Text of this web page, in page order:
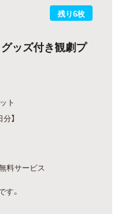
残り6枚
グッズ付き観劇プ
ト
】
料サービス
。